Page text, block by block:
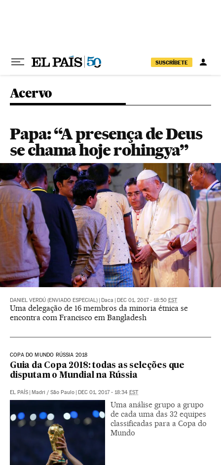
SUSCRÍBETE
Acervo
Papa: “A presença de Deus
se chama hoje rohingya”
DANIEL VERDÚ (ENVIADO ESPECIAL) Daca DEC 01, 2017 - 18:50 EST
Uma delegação de 16 membros da minoria étnica se
encontra com Francisco em Bangladesh
COPA DO MUNDO RÚSSIA 2018
Guia da Copa 2018: todas as seleções que
disputam o Mundial na Rússia
EL PAÍS Madri / São Paulo DEC 01, 2017 - 18:34 EST
Uma análise grupo a grupo
de cada uma das 32 equipes
classificadas para a Copa do
Mundo